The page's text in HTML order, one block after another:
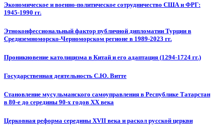
Экономическое и военно-политическое сотрудничество США и ФРГ:
1945-1990 гг.
Этноконфессиональный фактор публичной дипломатии Турции в
Средиземноморско-Черноморском регионе в 1989-2023 гг.
Проникновение католицизма в Китай и его адаптация (1294-1724 гг.)
Государственная деятельность С.Ю. Витте
Становление мусульманского самоуправления в Республике Татарстан
в 80-е до середины 90-х годов ХХ века
Церковная реформа середины XVII века и раскол русской церкви